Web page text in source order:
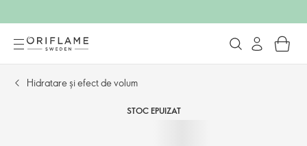
Hidratare și efect de volum
STOC EPUIZAT